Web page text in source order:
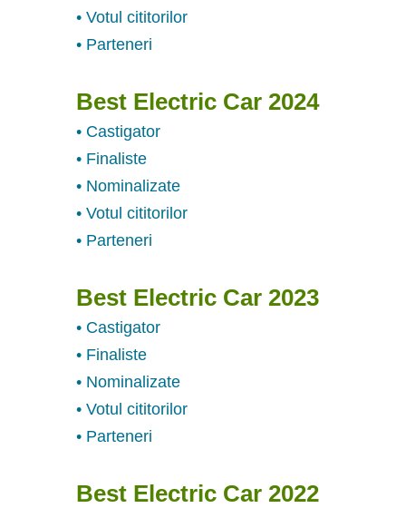
• Votul cititorilor
• Parteneri
Best Electric Car 2024
• Castigator
• Finaliste
• Nominalizate
• Votul cititorilor
• Parteneri
Best Electric Car 2023
• Castigator
• Finaliste
• Nominalizate
• Votul cititorilor
• Parteneri
Best Electric Car 2022